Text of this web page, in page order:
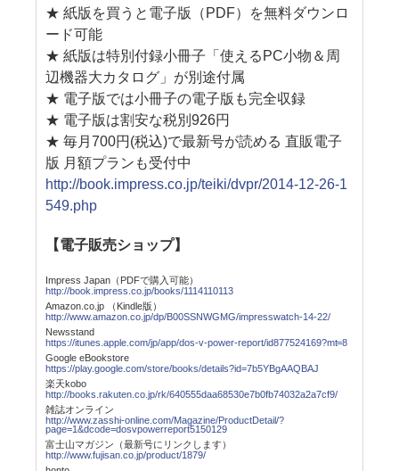
★ 紙版を買うと電子版（PDF）を無料ダウンロ
ード可能
★ 紙版は特別付録小冊子「使えるPC小物＆周
辺機器大カタログ」が別途付属
★ 電子版では小冊子の電子版も完全収録
★ 電子版は割安な税別926円
★ 毎月700円(税込)で最新号が読める 直販電子
版 月額プランも受付中
http://book.impress.co.jp/teiki/dvpr/2014-12-26-1
549.php
【電子販売ショップ】
Impress Japan（PDFで購入可能）
http://book.impress.co.jp/books/1114110113
Amazon.co.jp （Kindle版）
http://www.amazon.co.jp/dp/B00SSNWGMG/impresswatch-14-22/
Newsstand
https://itunes.apple.com/jp/app/dos-v-power-report/id877524169?mt=8
Google eBookstore
https://play.google.com/store/books/details?id=7b5YBgAAQBAJ
楽天kobo
http://books.rakuten.co.jp/rk/640555daa68530e7b0fb74032a2a7cf9/
雑誌オンライン
http://www.zasshi-online.com/Magazine/ProductDetail/?
page=1&dcode=dosvpowerreport5150129
富士山マガジン（最新号にリンクします）
http://www.fujisan.co.jp/product/1879/